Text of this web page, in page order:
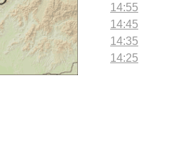
14:55
14:45
14:35
14:25